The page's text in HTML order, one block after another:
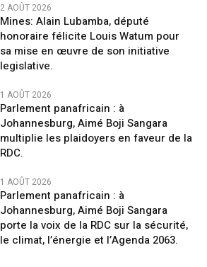
2 AOÛT 2026
Mines: Alain Lubamba, député
honoraire félicite Louis Watum pour
sa mise en œuvre de son initiative
legislative.
1 AOÛT 2026
Parlement panafricain : à
Johannesburg, Aimé Boji Sangara
multiplie les plaidoyers en faveur de la
RDC.
1 AOÛT 2026
Parlement panafricain : à
Johannesburg, Aimé Boji Sangara
porte la voix de la RDC sur la sécurité,
le climat, l’énergie et l’Agenda 2063.